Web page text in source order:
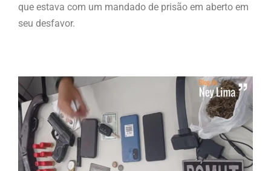
que estava com um mandado de prisão em aberto em
seu desfavor.